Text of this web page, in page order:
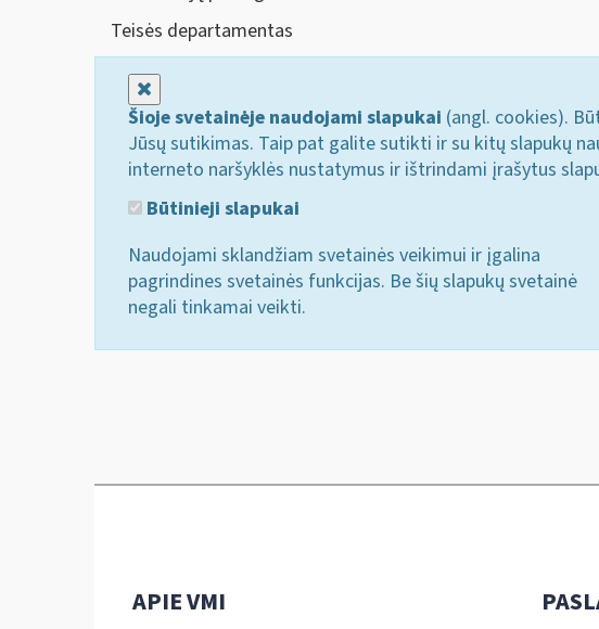
Teisės departamentas
Šioje svetainėje naudojami slapukai (angl. cookies).
Jūsų sutikimas. Taip pat galite sutikti ir su kitų slapukų
interneto naršyklės nustatymus ir ištrindami įrašytus
Būtinieji slapukai
Naudojami sklandžiam svetainės veikimui ir įgalina
pagrindines svetainės funkcijas. Be šių slapukų svetainė
negali tinkamai veikti.
APIE VMI